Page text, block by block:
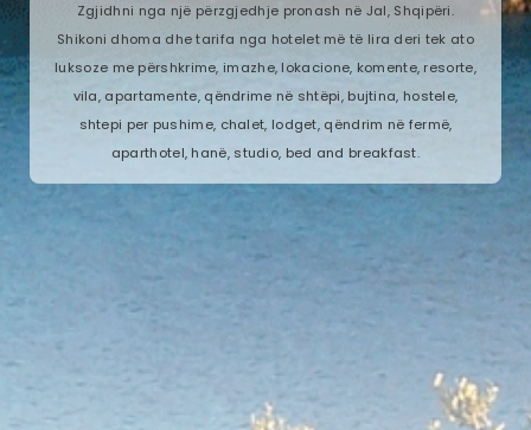
Zgjidhni nga një përzgjedhje pronash në Jal, Shqipëri.
Shikoni dhoma dhe tarifa nga hotelet më të lira deri tek ato
luksoze me përshkrime, imazhe, lokacione, komente, resorte,
vila, apartamente, qëndrime në shtëpi, bujtina, hostele,
shtepi per pushime, chalet, lodget, qëndrim në fermë,
aparthotel, hanë, studio, bed and breakfast.